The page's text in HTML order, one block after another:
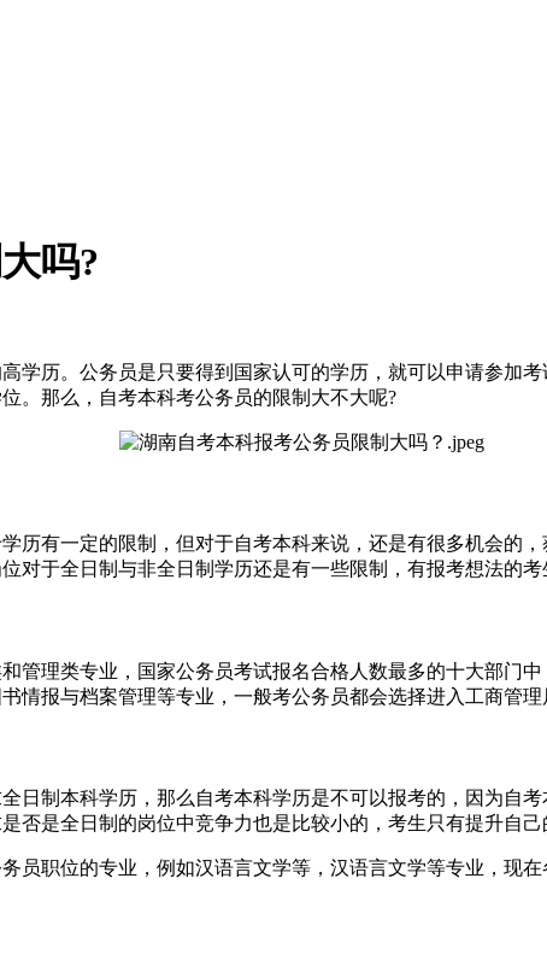
吗?
学历。公务员是只要得到国家认可的学历，就可以申请参加考
。那么，自考本科考公务员的限制大不大呢?
历有一定的限制，但对于自考本科来说，还是有很多机会的
对于全日制与非全日制学历还是有一些限制，有报考想法的考
管理类专业，国家公务员考试报名合格人数最多的十大部门
情报与档案管理等专业，一般考公务员都会选择进入工商管
日制本科学历，那么自考本科学历是不可以报考的，因为自
否是全日制的岗位中竞争力也是比较小的，考生只有提升自己
员职位的专业，例如汉语言文学等，汉语言文学等专业，现